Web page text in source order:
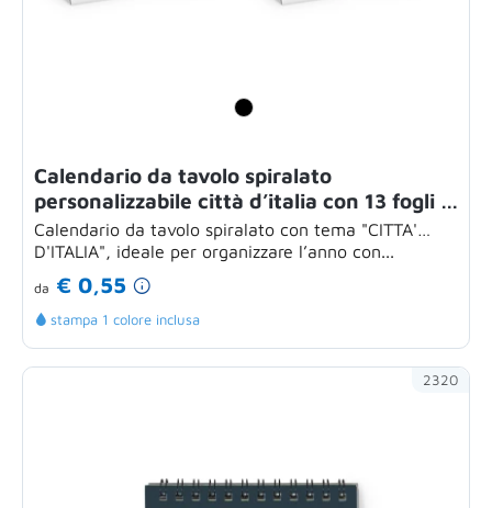
Calendario da tavolo spiralato
personalizzabile città d’italia con 13 fogli a
colori
Calendario da tavolo spiralato con tema "CITTA'
D'ITALIA", ideale per organizzare l’anno con...
da € 0,55
stampa 1 colore inclusa
2320